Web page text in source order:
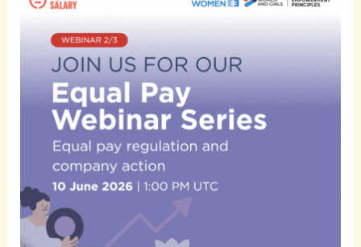
Equal
Webinar
Equal
regulation
and
company
action